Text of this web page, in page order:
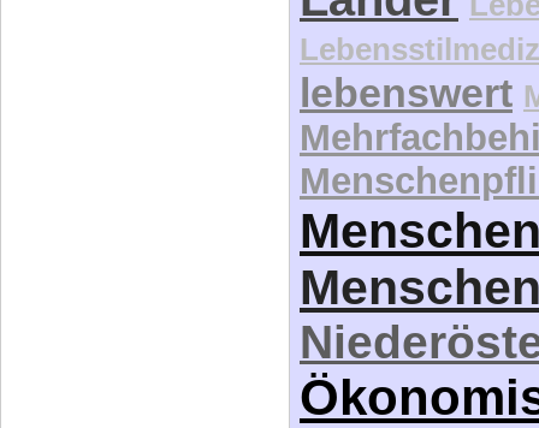
lebenswert